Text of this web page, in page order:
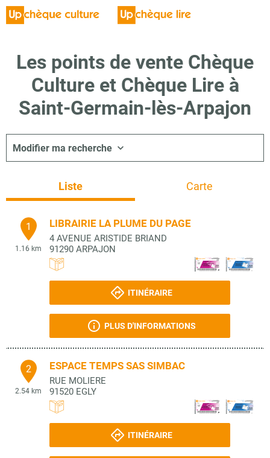
Les points de vente Chèque
Culture et Chèque Lire à
Saint-Germain-lès-Arpajon
Modifier ma recherche
Liste Carte
1
1.16 km
LIBRAIRIE LA PLUME DU PAGE
4 AVENUE ARISTIDE BRIAND
91290 ARPAJON
ITINÉRAIRE
PLUS D'INFORMATIONS
2
2.54 km
ESPACE TEMPS SAS SIMBAC
RUE MOLIERE
91520 EGLY
ITINÉRAIRE